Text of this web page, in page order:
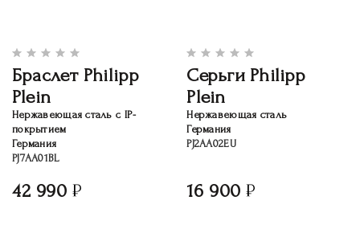
Браслет Philipp
Plein
Нержавеющая сталь c IP-
покрытием
Германия
PJ7AA01BL
42 990
Серьги Philipp
Plein
Нержавеющая сталь
Германия
PJ2AA02EU
16 900